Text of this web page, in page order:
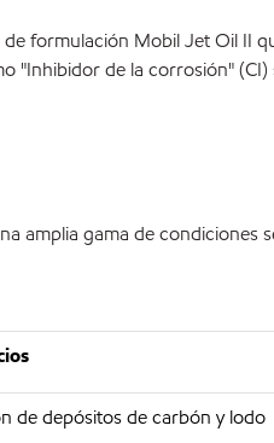
formulación Mobil Jet Oil II
"Inhibidor de la corrosión" (CI)
amplia gama de condiciones
de depósitos de carbón y lodo